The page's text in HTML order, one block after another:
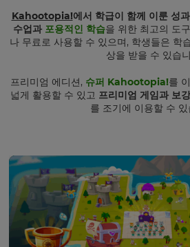
Kahootopia!에서 학급이 함께 이룬 성
수업과 포용적인 학습을 위한 최고의 도
나 무료로 사용할 수 있으며, 학생들은 학
상을 받을 수 있습
프리미엄 에디션, 슈퍼 Kahootopia!를
넓게 활용할 수 있고 프리미엄 게임과 보
를 조기에 이용할 수 있